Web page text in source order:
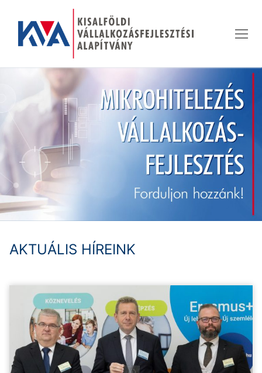
tartalomra
AKTUÁLIS HÍREINK